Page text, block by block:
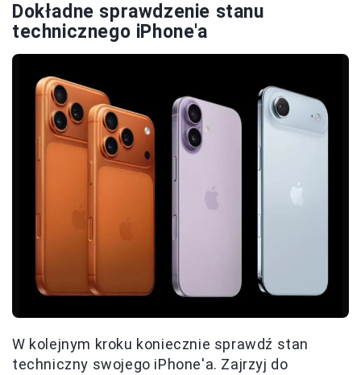
Dokładne sprawdzenie stanu
technicznego iPhone'a
W kolejnym kroku koniecznie sprawdź stan
techniczny swojego iPhone'a. Zajrzyj do